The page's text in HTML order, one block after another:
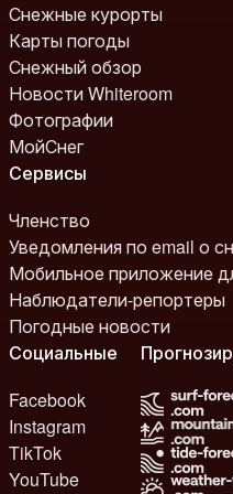
Снежные курорты
Карты погоды
Снежный обзор
Новости Whiteroom
Фотографии
МойСнег
Сервисы
Членство
Уведомления по email о
Мобильное приложение
Наблюдатели-репортеры
Погодные новости
Социальные
Facebook
Instagram
TikTok
YouTube